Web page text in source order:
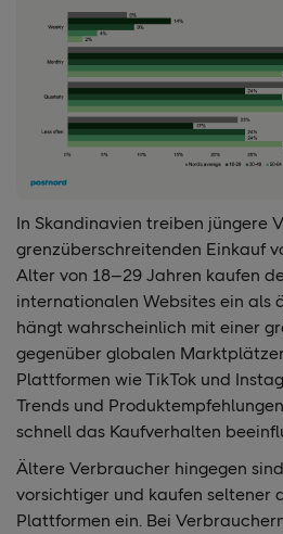
In Skandinavien treiben jüngere
grenzüberschreitenden Einkauf
Alter von 18–29 Jahren kaufen
internationalen Websites ein als
hängt wahrscheinlich mit einer
gegenüber globalen
Plattformen wie TikTok und
Trends und
schnell das Kaufverhalten
Ältere Verbraucher hingegen
vorsichtiger und kaufen seltener
Plattformen ein. Bei